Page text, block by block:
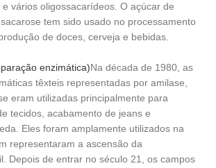
vários oligossacarídeos. O açúcar de
tem sido usado no processamento
de doces, cerveja e bebidas.
enzimática)Na década de 1980, as
têxteis representadas por amilase,
eram utilizadas principalmente para
tecidos, acabamento de jeans e
Eles foram amplamente utilizados na
representaram a ascensão da
Depois de entrar no século 21, os campos